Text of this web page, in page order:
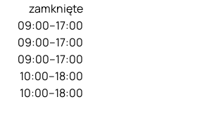
zamknięte
09:00–17:00
09:00–17:00
09:00–17:00
10:00–18:00
10:00–18:00